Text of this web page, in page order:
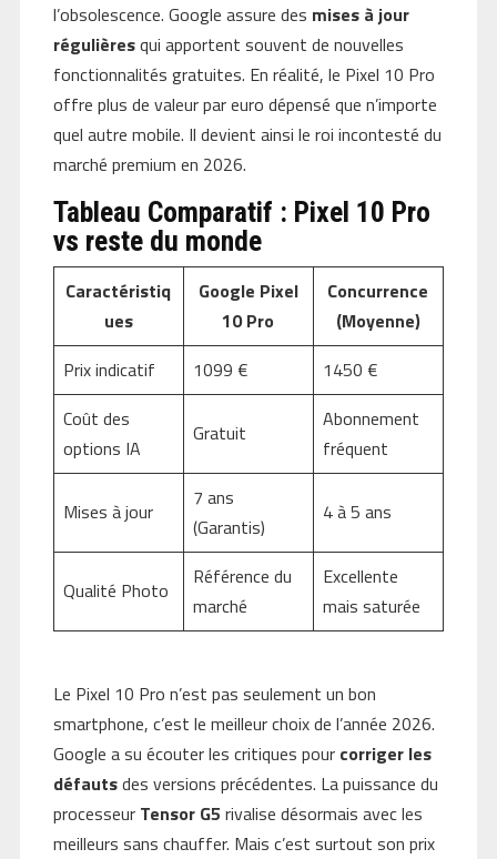
l’obsolescence. Google assure des mises à jour
régulièresqui apportent souvent de nouvelles
fonctionnalités gratuites. En réalité, le Pixel 10 Pro
offre plus de valeur par euro dépensé que n’importe
quel autre mobile. Il devient ainsi le roi incontesté du
marché premium en 2026.
Tableau Comparatif : Pixel 10 Pro
vs reste du monde
Caractéristiq
ues
Google Pixel
10 Pro
Concurrence
(Moyenne)
Prix indicatif
1099 €
1450 €
Coût des
options IA
Gratuit
Abonnement
fréquent
Mises à jour
7 ans
(Garantis)
4 à 5 ans
Qualité Photo
Référence du
marché
Excellente
mais saturée
Le Pixel 10 Pro n’est pas seulement un bon
smartphone, c’est le meilleur choix de l’année 2026.
Google a su écouter les critiques pour corriger les
défautsdes versions précédentes. La puissance du
processeur Tensor G5 rivalise désormais avec les
meilleurs sans chauffer. Mais c’est surtout son prix